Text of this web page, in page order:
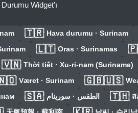
Widget'ı
🇹🇷 Hava durumu · Surinam
🇱🇹 Oras · Surinamas
🇻🇳 Thời tiết · Xu-ri-nam (Suriname)
Været · Surinam 🇬🇧🇺🇸
🇸🇦 الطقس · سورينام 🇹🇭 ส